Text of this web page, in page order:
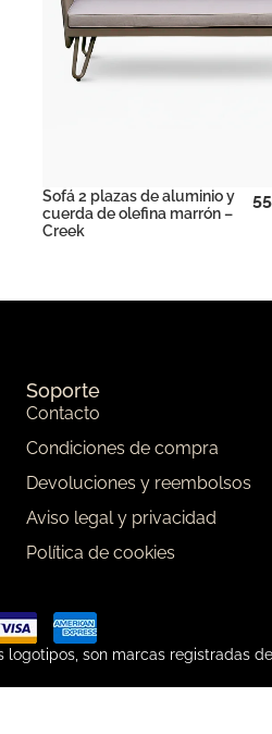
Sofá 2 plazas de aluminio y
cuerda de olefina marrón –
Creek
Soporte
Contacto
Condiciones de compra
Devoluciones y reembolsos
Aviso legal y privacidad
Política de cookies
son marcas registradas de